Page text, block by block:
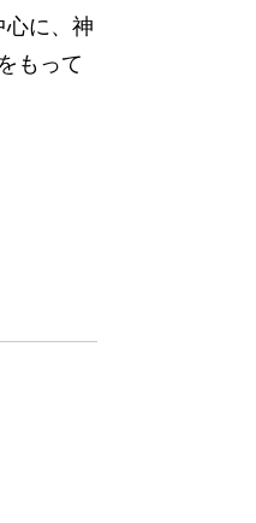
心に、神
もって